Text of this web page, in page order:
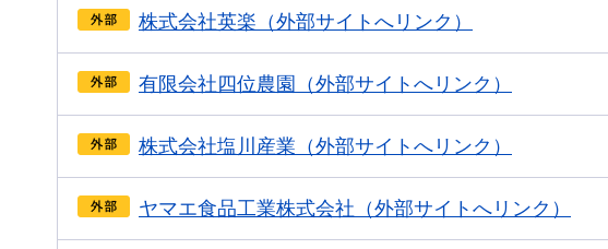
株式会社英楽（外部サイトへリンク）
有限会社四位農園（外部サイトへリンク）
株式会社塩川産業（外部サイトへリンク）
ヤマエ食品工業株式会社（外部サイトへリンク）